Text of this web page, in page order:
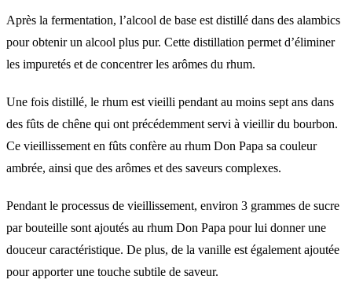
Après la fermentation, l’alcool de base est distillé dans des alambics
pour obtenir un alcool plus pur. Cette distillation permet d’éliminer
les impuretés et de concentrer les arômes du rhum.
Une fois distillé, le rhum est vieilli pendant au moins sept ans dans
des fûts de chêne qui ont précédemment servi à vieillir du bourbon.
Ce vieillissement en fûts confère au rhum Don Papa sa couleur
ambrée, ainsi que des arômes et des saveurs complexes.
Pendant le processus de vieillissement, environ 3 grammes de sucre
par bouteille sont ajoutés au rhum Don Papa pour lui donner une
douceur caractéristique. De plus, de la vanille est également ajoutée
pour apporter une touche subtile de saveur.